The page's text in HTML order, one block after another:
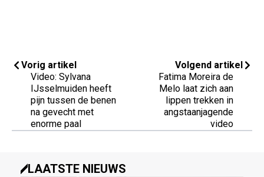
Vorig artikel
Video: Sylvana
IJsselmuiden heeft
pijn tussen de benen
na gevecht met
enorme paal
Volgend artikel
Fatima Moreira de
Melo laat zich aan
lippen trekken in
angstaanjagende
video
LAATSTE NIEUWS